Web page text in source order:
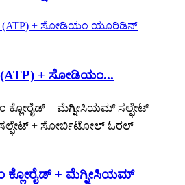
(ATP) + ಸೋಡಿಯಂ...
+ ಮೆಗ್ನೀಸಿಯಮ್